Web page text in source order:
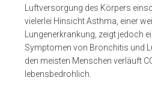
Luftversorgung des Körpers
vielerlei Hinsicht Asthma, einer
Lungenerkrankung, zeigt jedoch
Symptomen von Bronchitis und
den meisten Menschen verläuft
lebensbedrohlich.